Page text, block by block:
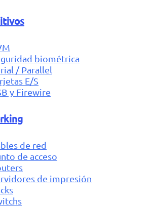
biométrica
/ Parallel
E/S
y Firewire
de red
de acceso
de impresión